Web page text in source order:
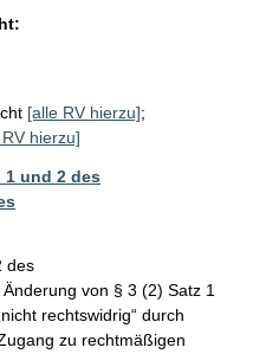
[alle RV hierzu];
hierzu]
1 und 2 des
des
von § 3 (2) Satz 1
rechtswidrig“ durch
zu rechtmäßigen